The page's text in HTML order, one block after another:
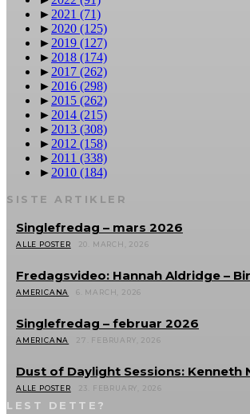
► 2021 (71)
► 2020 (125)
► 2019 (127)
► 2018 (174)
► 2017 (262)
► 2016 (298)
► 2015 (262)
► 2014 (215)
► 2013 (308)
► 2012 (158)
► 2011 (338)
► 2010 (184)
SISTE ARTIKLER
Singlefredag – mars 2026
ALLE POSTER 20. MARCH, 2026
Fredagsvideo: Hannah Aldridge –
AMERICANA 6. MARCH, 2026
Singlefredag – februar 2026
AMERICANA 27. FEBRUARY, 2026
Dust of Daylight Sessions: Kenneth
ALLE POSTER 23. FEBRUARY, 2026
LEST DETTE?